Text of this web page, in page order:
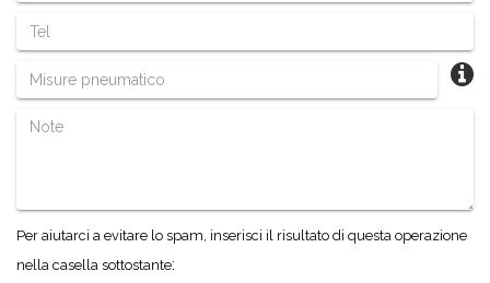
Per aiutarci a evitare lo spam, inserisci il risultato di questa operazione
nella casella sottostante: